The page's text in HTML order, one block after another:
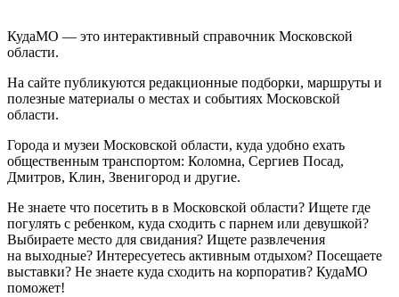
КудаМО — это интерактивный справочник Московской
области.
На сайте публикуются редакционные подборки, маршруты и
полезные материалы о местах и событиях Московской
области.
Города и музеи Московской области, куда удобно ехать
общественным транспортом: Коломна, Сергиев Посад,
Дмитров, Клин, Звенигород и другие.
Не знаете что посетить в в Московской области? Ищете где
погулять с ребенком, куда сходить с парнем или девушкой?
Выбираете место для свидания? Ищете развлечения
на выходные? Интересуетесь активным отдыхом? Посещаете
выставки? Не знаете куда сходить на корпоратив? КудаМО
поможет!